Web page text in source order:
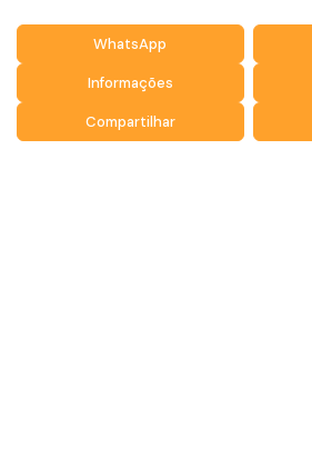
WhatsApp
Informações
Compartilhar